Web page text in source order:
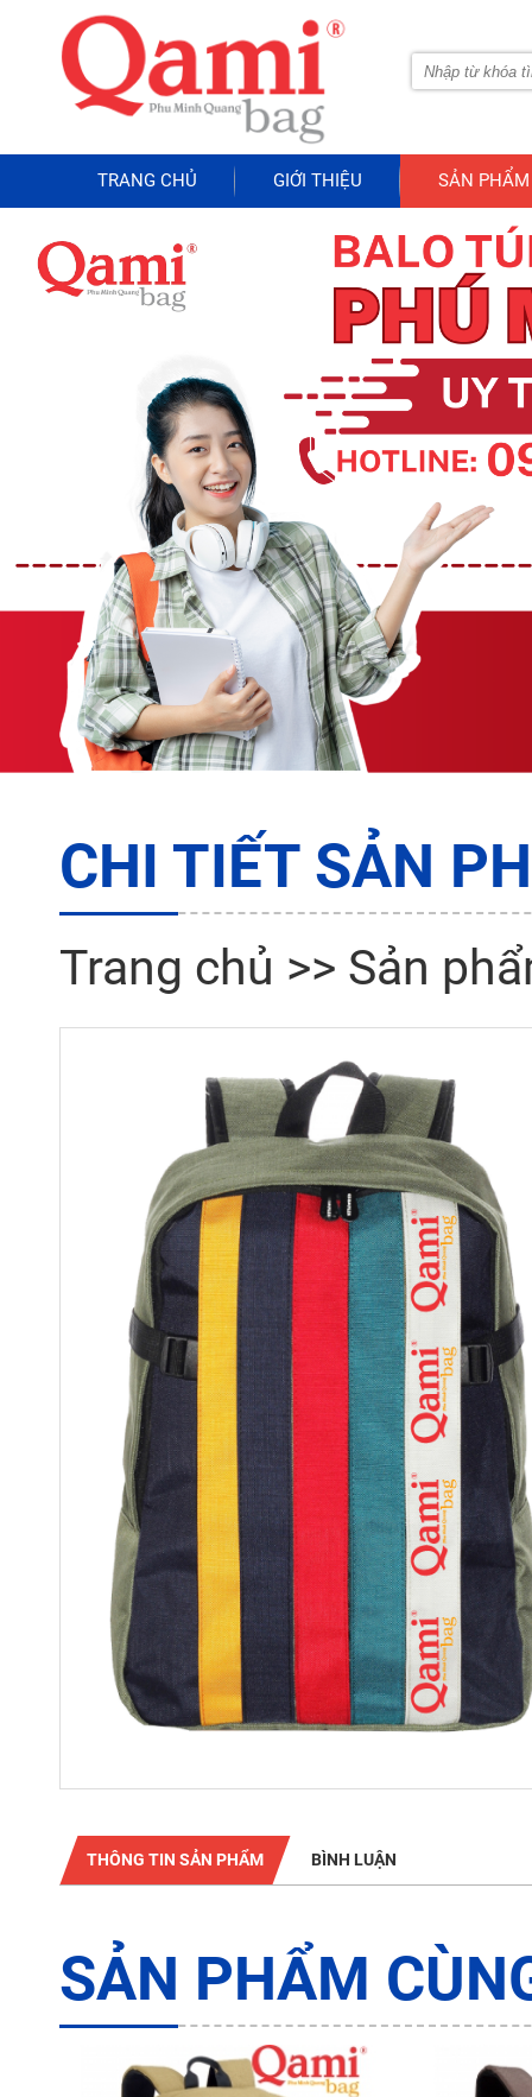
TRANG CHỦ GIỚI THIỆU SẢN PHẨM
CHI TIẾT SẢN
Trang chủ >> Sản
THÔNG TIN SẢN PHẨM BÌNH LUẬN
SẢN PHẨM